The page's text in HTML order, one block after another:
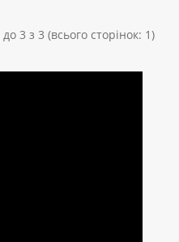
3 з 3 (всього сторінок: 1)